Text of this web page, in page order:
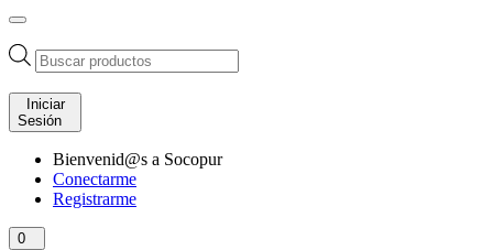
Búsqueda
de
productos
Iniciar
Sesión
Bienvenid@s a Socopur
Conectarme
Registrarme
0